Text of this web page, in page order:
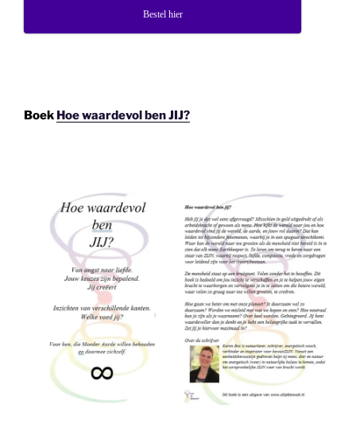
Bestel hier
Boek Hoe waardevol ben JIJ?